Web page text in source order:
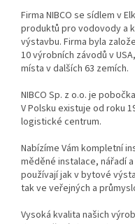
Firma NIBCO se sídlem v
produktů pro vodovody a
výstavbu. Firma byla
10 výrobních závodů v
místa v dalších 63 zemích.
NIBCO Sp. z o.o. je
V Polsku existuje od roku
logistické centrum.
Nabízíme Vám kompletní
měděné instalace, nářadí
používají jak v bytové
tak ve veřejných a
Vysoká kvalita našich